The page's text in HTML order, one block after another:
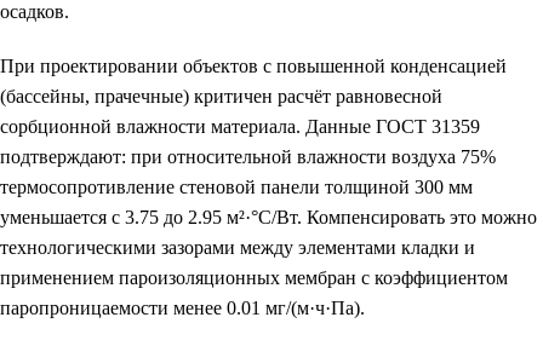
осадков.
При проектировании объектов с повышенной конденсацией
(бассейны, прачечные) критичен расчёт равновесной
сорбционной влажности материала. Данные ГОСТ 31359
подтверждают: при относительной влажности воздуха 75%
термосопротивление стеновой панели толщиной 300 мм
уменьшается с 3.75 до 2.95 м²·°C/Вт. Компенсировать это можно
технологическими зазорами между элементами кладки и
применением пароизоляционных мембран с коэффициентом
паропроницаемости менее 0.01 мг/(м·ч·Па).